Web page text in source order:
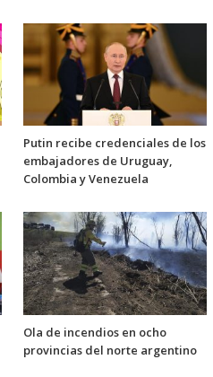
Putin recibe credenciales de los
embajadores de Uruguay,
Colombia y Venezuela
Ola de incendios en ocho
provincias del norte argentino